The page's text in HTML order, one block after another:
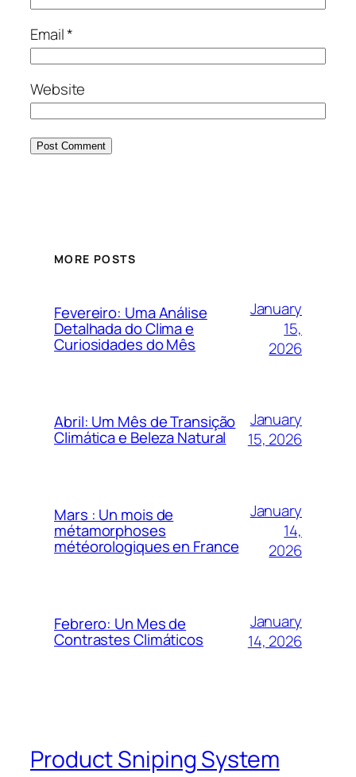
Email*
Website
MORE POSTS
Fevereiro: Uma Análise
Detalhada do Clima e
Curiosidades do Mês
January
15,
2026
Abril: Um Mês de Transição
Climática e Beleza Natural
January
15, 2026
Mars : Un mois de
métamorphoses
météorologiques en France
January
14,
2026
Febrero: Un Mes de
Contrastes Climáticos
January
14, 2026
Product Sniping System